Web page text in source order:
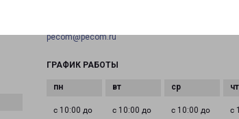
pecom@pecom.ru
ГРАФИК РАБОТЫ
с 10:00 до
с 10:00 до
с 10:00 до
с